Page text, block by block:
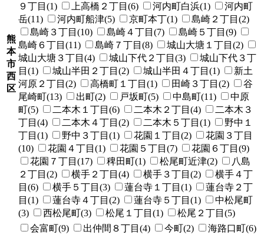
熊
本
市
西
区
９丁目(1)
上高橋２丁目(6) 河内町白浜(1)
河内町
岳(11)
河内町船津(5) 京町本丁(1)
島崎２丁目(2)
島崎３丁目(10)
島崎４丁目(7)
島崎５丁目(9)
島崎６丁目(11)
島崎７丁目(8)
城山大塘１丁目(2)
城山大塘３丁目(4)
城山下代２丁目(3)
城山下代３丁
目(1)
城山半田２丁目(2) 城山半田４丁目(1)
新土
河原２丁目(2)
高橋町１丁目(1) 田崎３丁目(2)
谷
尾崎町(13)
出町(2) 戸坂町(5) 中島町(11)
中原
町(5)
二本木１丁目(6) 二本木２丁目(4)
二本木３
丁目(4)
二本木４丁目(2) 二本木５丁目(1)
野中１
丁目(1)
野中３丁目(1) 花園１丁目(2)
花園３丁目
(10)
花園４丁目(1) 花園５丁目(7)
花園６丁目(9)
花園７丁目(17)
稗田町(1) 松尾町近津(2)
八島
２丁目(2)
横手２丁目(4) 横手３丁目(2)
横手４丁
目(6)
横手５丁目(3) 蓮台寺１丁目(1)
蓮台寺２丁
目(1)
蓮台寺４丁目(2) 蓮台寺５丁目(1)
中松尾町
(3)
西松尾町(3) 松尾１丁目(1) 松尾２丁目(5)
会富町(9) 出仲間８丁目(4) 今町(2)
海路口町(6)